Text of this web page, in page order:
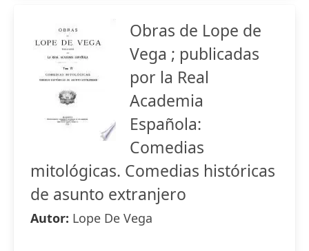
Obras de Lope de
Vega ; publicadas
por la Real
Academia
Española:
Comedias
mitológicas. Comedias históricas
de asunto extranjero
Autor: Lope De Vega